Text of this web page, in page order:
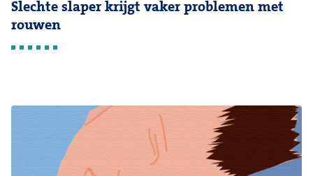
Slechte slaper krijgt vaker problemen met
rouwen